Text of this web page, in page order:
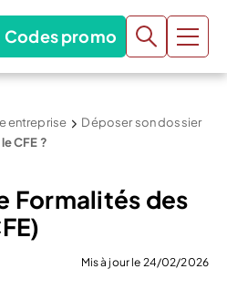
Codes promo
entreprise
Déposer son dossier
CFE ?
Formalités des
Mis à jour le 24/02/2026